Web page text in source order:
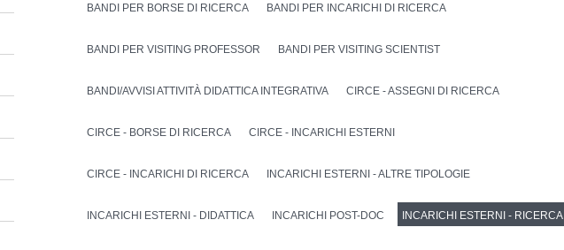
BANDI PER BORSE DI RICERCA BANDI PER INCARICHI DI RICERCA
BANDI PER VISITING PROFESSOR BANDI PER VISITING SCIENTIST
BANDI/AVVISI ATTIVITÀ DIDATTICA INTEGRATIVA CIRCE - ASSEGNI DI RICERCA
CIRCE - BORSE DI RICERCA CIRCE - INCARICHI ESTERNI
CIRCE - INCARICHI DI RICERCA INCARICHI ESTERNI - ALTRE TIPOLOGIE
INCARICHI ESTERNI - DIDATTICA INCARICHI POST-DOC INCARICHI ESTERNI - RICERCA